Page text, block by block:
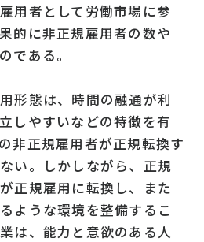
用者として労働市場に参
的に非正規雇用者の数や
である。
形態は、時間の融通が利
しやすいなどの特徴を有
非正規雇用者が正規転換す
い。しかしながら、正規
正規雇用に転換し、また
ような環境を整備するこ
は、能力と意欲のある人